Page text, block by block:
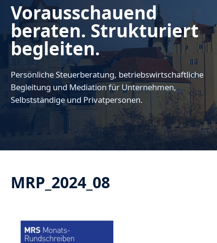
Vorausschauend
beraten. Strukturiert
begleiten.
Persönliche Steuerberatung, betriebswirtschaftliche
Begleitung und Mediation für Unternehmen,
Selbstständige und Privatpersonen.
MRP_2024_08